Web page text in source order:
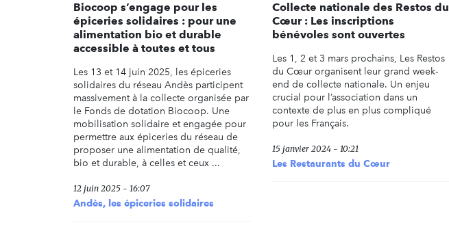
Biocoop s’engage pour les
épiceries solidaires : pour une
alimentation bio et durable
accessible à toutes et tous
Les 13 et 14 juin 2025, les épiceries
solidaires du réseau Andès participent
massivement à la collecte organisée par
le Fonds de dotation Biocoop. Une
mobilisation solidaire et engagée pour
permettre aux épiceries du réseau de
proposer une alimentation de qualité,
bio et durable, à celles et ceux ...
12 juin 2025 - 16:07
Andès, les épiceries solidaires
Collecte nationale des Restos du
Cœur : Les inscriptions
bénévoles sont ouvertes
Les 1, 2 et 3 mars prochains, Les Restos
du Cœur organisent leur grand week-
end de collecte nationale. Un enjeu
crucial pour l’association dans un
contexte de plus en plus compliqué
pour les Français.
15 janvier 2024 - 10:21
Les Restaurants du Cœur